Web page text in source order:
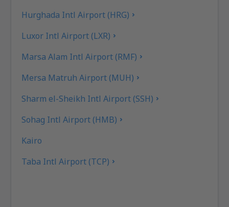
Hurghada Intl Airport (HRG)
Luxor Intl Airport (LXR)
Marsa Alam Intl Airport (RMF)
Mersa Matruh Airport (MUH)
Sharm el-Sheikh Intl Airport (SSH)
Sohag Intl Airport (HMB)
Kairo
Taba Intl Airport (TCP)